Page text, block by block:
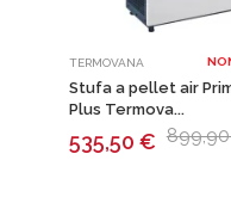
TERMOVANA
Stufa a pellet air
Plus Termova...
535,50 €